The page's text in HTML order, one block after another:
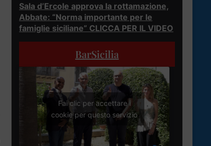
Sala d’Ercole approva la rottamazione,
Abbate: “Norma importante per le
famiglie siciliane” CLICCA PER IL VIDEO
BarSicilia
Fai clic per accettare i
cookie per questo servizio